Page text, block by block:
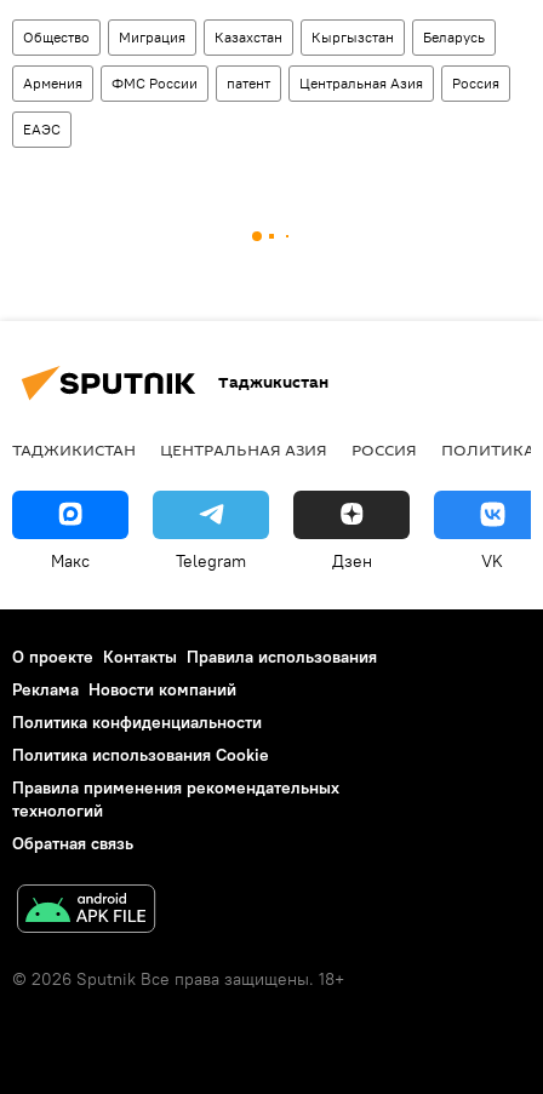
Общество Миграция Казахстан Кыргызстан Беларусь
Армения ФМС России патент Центральная Азия Россия
ЕАЭС
Таджикистан
ТАДЖИКИСТАН ЦЕНТРАЛЬНАЯ АЗИЯ РОССИЯ ПОЛИТИКА
Макс Telegram Дзен VK
О проекте Контакты Правила использования
Реклама Новости компаний
Политика конфиденциальности
Политика использования Cookie
Правила применения рекомендательных
технологий
Обратная связь
© 2026 Sputnik Все права защищены. 18+